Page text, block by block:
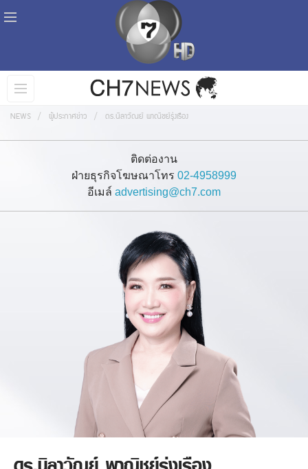
NEWS ผู้ประกาศข่าว ดร.นิลาวัณย์ พาณิชย์รุ่งเรือง
ติดต่องาน
ฝ่ายธุรกิจโฆษณาโทร 02-4958999
อีเมล์ advertising@ch7.com